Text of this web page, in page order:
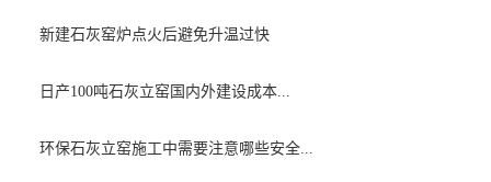
新建石灰窑炉点火后避免升温过快
日产100吨石灰立窑国内外建设成本...
环保石灰立窑施工中需要注意哪些安全...